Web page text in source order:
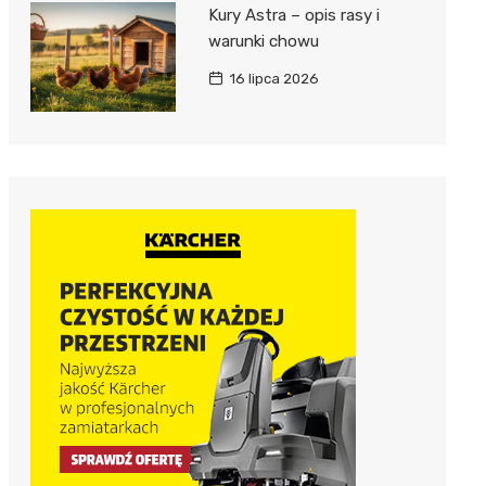
Kury Astra – opis rasy i
warunki chowu
16 lipca 2026